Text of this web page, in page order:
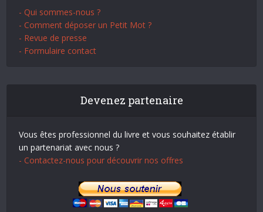
- Qui sommes-nous ?
- Comment déposer un Petit Mot ?
- Revue de presse
- Formulaire contact
Devenez partenaire
Vous êtes professionnel du livre et vous souhaitez établir
un partenariat avec nous ?
- Contactez-nous pour découvrir nos offres